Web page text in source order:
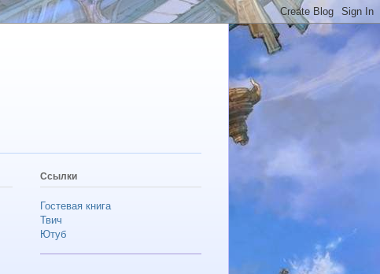
Ссылки
Гостевая книга
Твич
Ютуб